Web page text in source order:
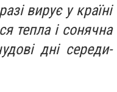
вирує у країні
тепла і сонячна
дні середи-